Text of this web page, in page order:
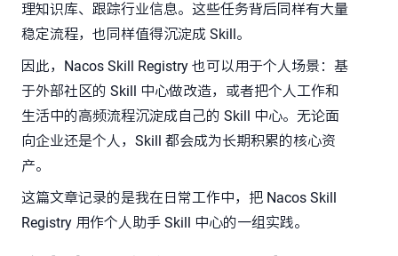
理知识库、跟踪行业信息。这些任务背后同样有大量
稳定流程，也同样值得沉淀成 Skill。
因此，Nacos Skill Registry 也可以用于个人场景：基
于外部社区的 Skill 中心做改造，或者把个人工作和
生活中的高频流程沉淀成自己的 Skill 中心。无论面
向企业还是个人，Skill 都会成为长期积累的核心资
产。
这篇文章记录的是我在日常工作中，把 Nacos Skill
Registry 用作个人助手 Skill 中心的一组实践。